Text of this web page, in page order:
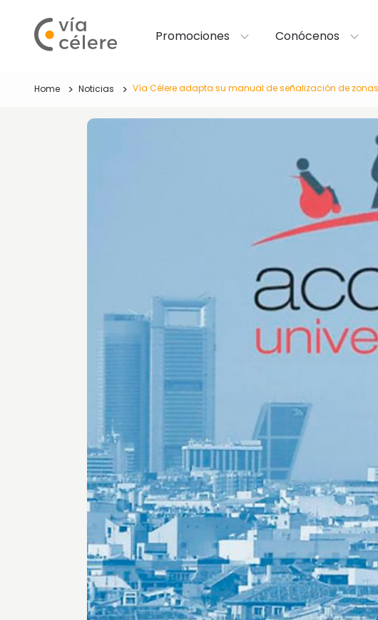
Promociones Conócenos
Home Noticias Vía Célere adapta su manual de señalización de